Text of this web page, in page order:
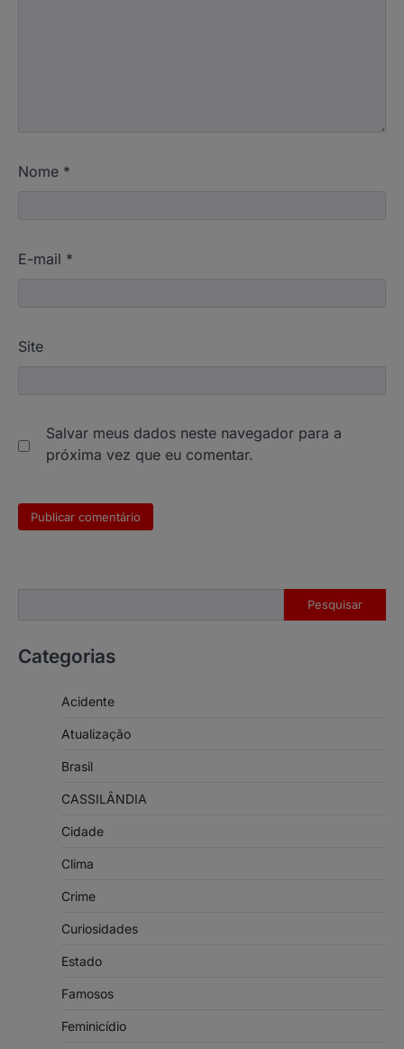
Nome *
E-mail *
Site
Salvar meus dados neste navegador para a
próxima vez que eu comentar.
Pesquisar
Categorias
Acidente
Atualização
Brasil
CASSILÂNDIA
Cidade
Clima
Crime
Curiosidades
Estado
Famosos
Feminicídio